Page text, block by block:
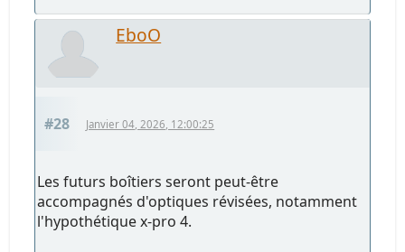
EboO
#28 Janvier 04, 2026, 12:00:25
Les futurs boîtiers seront peut-être
accompagnés d'optiques révisées, notamment
l'hypothétique x-pro 4.